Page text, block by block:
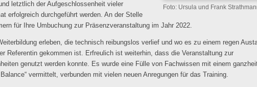
Foto: Ursula und Frank
letztlich der Aufgeschlossenheit vieler
erfolgreich durchgeführt werden. An der Stelle
für Ihre Umbuchung zur Präsenzveranstaltung im Jahr 2022.
erleben, die technisch reibungslos verlief und wo es zu einem regen
Referentin gekommen ist. Erfreulich ist weiterhin, dass die Veranstaltung zur
genutzt werden konnte. Es wurde eine Fülle von Fachwissen mit einem
vermittelt, verbunden mit vielen neuen Anregungen für das Training.